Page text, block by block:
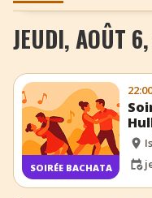
Ajouter un
JEUDI, AOÛT
SOIRÉE BACHATA